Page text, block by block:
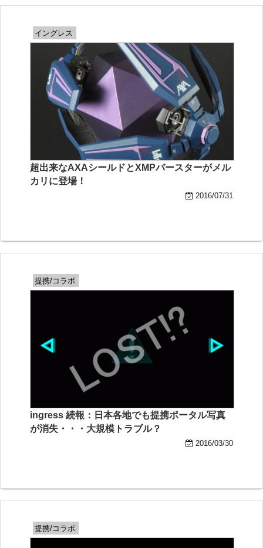
イングレス
超出来なAXAシールドとXMPバースターがメル
カリに登場！
2016/07/31
提携/コラボ
ingress 続報：日本各地でも提携ポータル写真
が消失・・・大規模トラブル？
2016/03/30
提携/コラボ